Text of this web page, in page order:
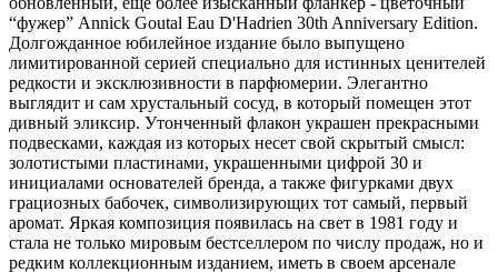
“фужер” Annick Goutal Eau D'Hadrien 30th Anniversary Edition.
Долгожданное юбилейное издание было выпущено
лимитированной серией специально для истинных ценителей
редкости и эксклюзивности в парфюмерии. Элегантно
выглядит и сам хрустальный сосуд, в который помещен этот
дивный эликсир. Утонченный флакон украшен прекрасными
подвесками, каждая из которых несет свой скрытый смысл:
золотистыми пластинами, украшенными цифрой 30 и
инициалами основателей бренда, а также фигурками двух
грациозных бабочек, символизирующих тот самый, первый
аромат. Яркая композиция появилась на свет в 1981 году и
стала не только мировым бестселлером по числу продаж, но и
редким коллекционным изданием, иметь в своем арсенале